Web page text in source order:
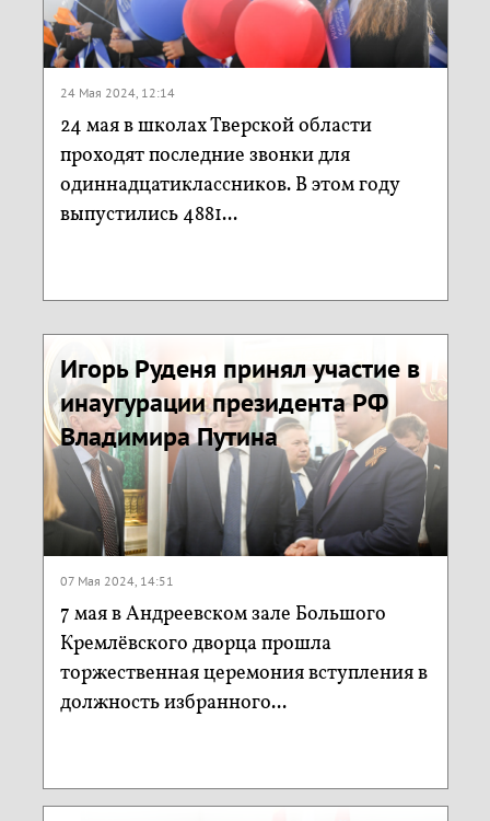
24 Мая 2024, 12:14
24 мая в школах Тверской области
проходят последние звонки для
одиннадцатиклассников. В этом году
выпустились 4881...
Игорь Руденя принял участие в
инаугурации президента РФ
Владимира Путина
07 Мая 2024, 14:51
7 мая в Андреевском зале Большого
Кремлёвского дворца прошла
торжественная церемония вступления в
должность избранного...